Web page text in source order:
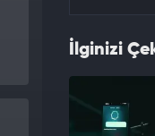
İlginizi